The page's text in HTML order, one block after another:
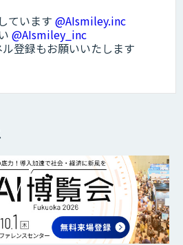
ています @AIsmiley.inc
@AIsmiley_inc
登録もお願いいたします